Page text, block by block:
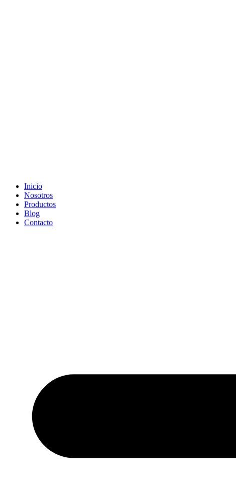
Inicio
Nosotros
Productos
Blog
Contacto